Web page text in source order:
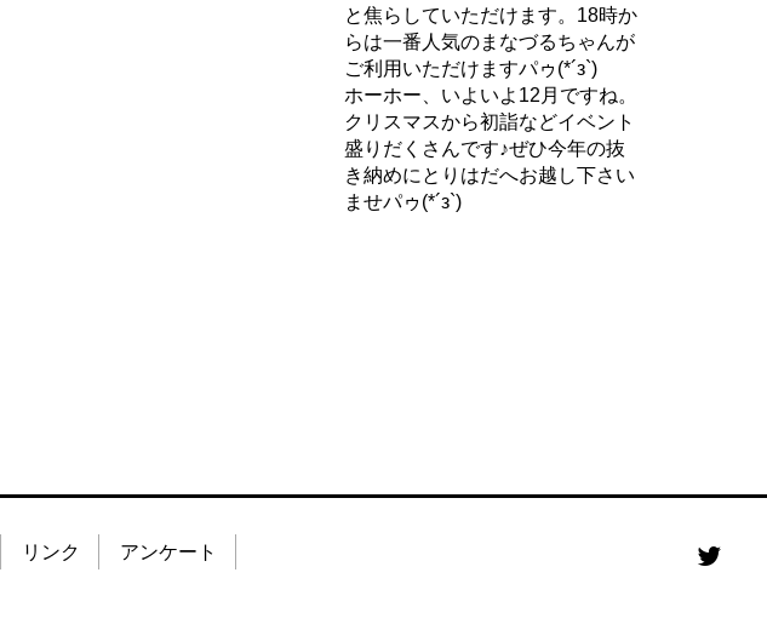
と焦らしていただけます。18時か
らは一番人気のまなづるちゃんが
ご利用いただけますパゥ(*´з`)
ホーホー、いよいよ12月ですね。
クリスマスから初詣などイベント
盛りだくさんです♪ぜひ今年の抜
き納めにとりはだへお越し下さい
ませパゥ(*´з`)
リンク
アンケート